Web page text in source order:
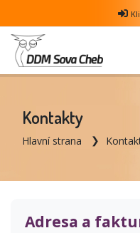
Kontakty
Hlavní strana
Adresa a